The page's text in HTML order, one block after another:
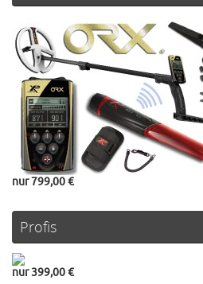
nur 799,00 €
Profis
nur 399,00 €